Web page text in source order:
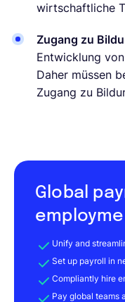
wirtschaftliche
Zugang zu
Entwicklung
Daher müssen
Zugang zu
Global
Unify and
Set up payroll in
Compliantly hire
Pay global teams